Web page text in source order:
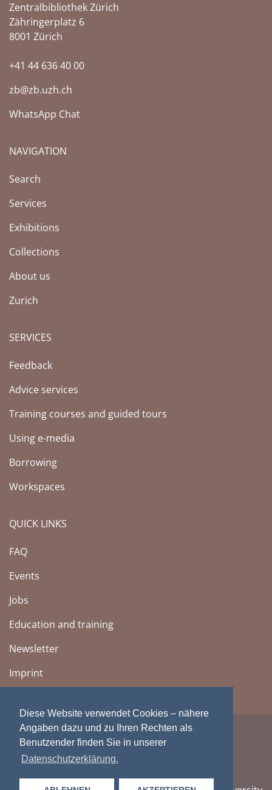
Diese Website verwendet Cookies – nähere
Angaben dazu und zu Ihren Rechten als
Benutzender finden Sie in unserer
Datenschutzerklärung.
Zentralbibliothek Zürich
Zähringerplatz 6
8001 Zürich
+41 44 636 40 00
zb@zb.uzh.ch
WhatsApp Chat
NAVIGATION
Search
Services
Exhibitions
Collections
About us
Zurich
SERVICES
Feedback
Advice services
Training courses and guided tours
Using e-media
Borrowing
Workspaces
QUICK LINKS
FAQ
Events
Jobs
Education and training
Newsletter
Imprint